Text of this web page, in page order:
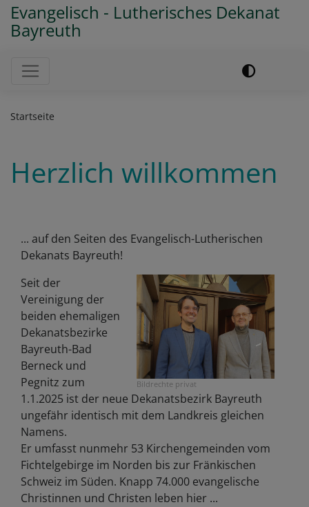
Evangelisch - Lutherisches Dekanat
Bayreuth
Hauptnavigation
Startseite
Herzlich willkommen
... auf den Seiten des Evangelisch-Lutherischen
Dekanats Bayreuth!
Bildrechte privat
Seit der
Vereinigung der
beiden ehemaligen
Dekanatsbezirke
Bayreuth-Bad
Berneck und
Pegnitz zum
1.1.2025 ist der neue Dekanatsbezirk Bayreuth
ungefähr identisch mit dem Landkreis gleichen
Namens.
Er umfasst nunmehr 53 Kirchengemeinden vom
Fichtelgebirge im Norden bis zur Fränkischen
Schweiz im Süden. Knapp 74.000 evangelische
Christinnen und Christen leben hier ...